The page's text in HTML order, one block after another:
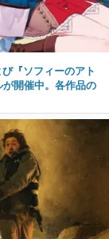
『ソフィーのアト
開催中。各作品の